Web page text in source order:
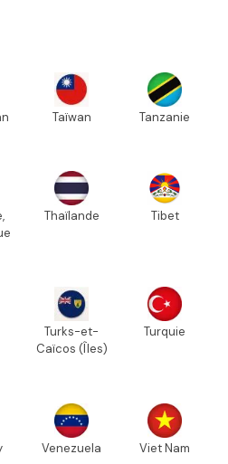
Taïwan Tanzanie
Thaïlande Tibet
Turks-et-
Caïcos (Îles)
Turquie
Venezuela Viet Nam